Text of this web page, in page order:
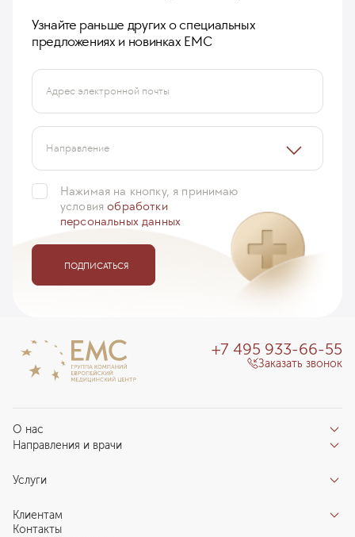
Узнайте раньше других о специальных
предложениях и новинках ЕМС
Адрес электронной почты
Направление
Нажимая на кнопку, я принимаю
условияобработки
персональных данных
ПОДПИСАТЬСЯ
О нас
Отзывы пациентов
О клинике
Новости
Направления и врачи
Направления
Центры компетенций
Услуги
Индивидуальный план здоровья
Клиентам
Контакты
+7 495 933-66-55
Заказать звонок